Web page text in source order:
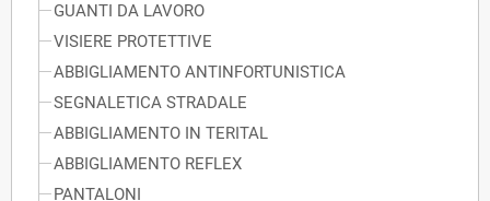
GUANTI DA LAVORO
VISIERE PROTETTIVE
ABBIGLIAMENTO ANTINFORTUNISTICA
SEGNALETICA STRADALE
ABBIGLIAMENTO IN TERITAL
ABBIGLIAMENTO REFLEX
PANTALONI